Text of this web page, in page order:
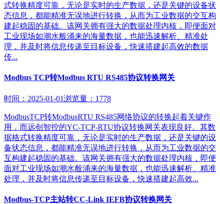
式转换精度可靠，无论是实时的生产数据，还是关键的设备状
态信息，都能精准无误地进行转换，从而为工业数据的交互构
建起稳固的基础。该网关拥有强大的数据处理内核，即便面对
工业现场如潮水般涌来的海量数据，也能迅速解析、精准处
理，并及时将信息传递至目标设备，快速搭建起高效的数据
传...
Modbus TCP转Modbus RTU RS485协议转换网关
时间：2025-01-01浏览量：1778
ModbusTCP转ModbusRTU RS485网络协议的转换起着关键作
用，而远创智控的YC-TCP-RTU协议转换网关表现良好。其数
据格式转换精度可靠，无论是实时的生产数据，还是关键的设
备状态信息，都能精准无误地进行转换，从而为工业数据的交
互构建起稳固的基础。该网关拥有强大的数据处理内核，即便
面对工业现场如潮水般涌来的海量数据，也能迅速解析、精准
处理，并及时将信息传递至目标设备，快速搭建起高效...
Modbus-TCP主站转CC-Link IEFB协议转换网关